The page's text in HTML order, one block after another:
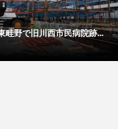
畦野で旧川西市民病院跡...